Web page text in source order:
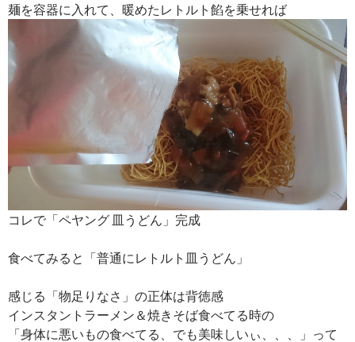
麺を容器に入れて、暖めたレトルト餡を乗せれば
コレで「ペヤング 皿うどん」完成
食べてみると「普通にレトルト皿うどん」
感じる「物足りなさ」の正体は背徳感
インスタントラーメン＆焼きそば食べてる時の
「身体に悪いもの食べてる、でも美味しいぃ、、、」って